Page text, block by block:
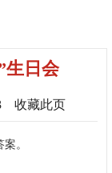
生日会
收藏此页
。